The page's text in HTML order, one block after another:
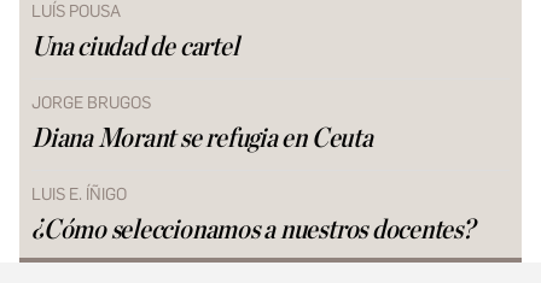
LUÍS POUSA
Una ciudad de cartel
JORGE BRUGOS
Diana Morant se refugia en Ceuta
LUIS E. ÍÑIGO
¿Cómo seleccionamos a nuestros docentes?